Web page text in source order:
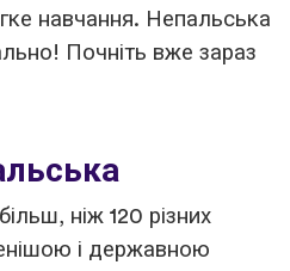
навчання. Непальська
Почніть вже зараз
ніж 120 різних
і державною